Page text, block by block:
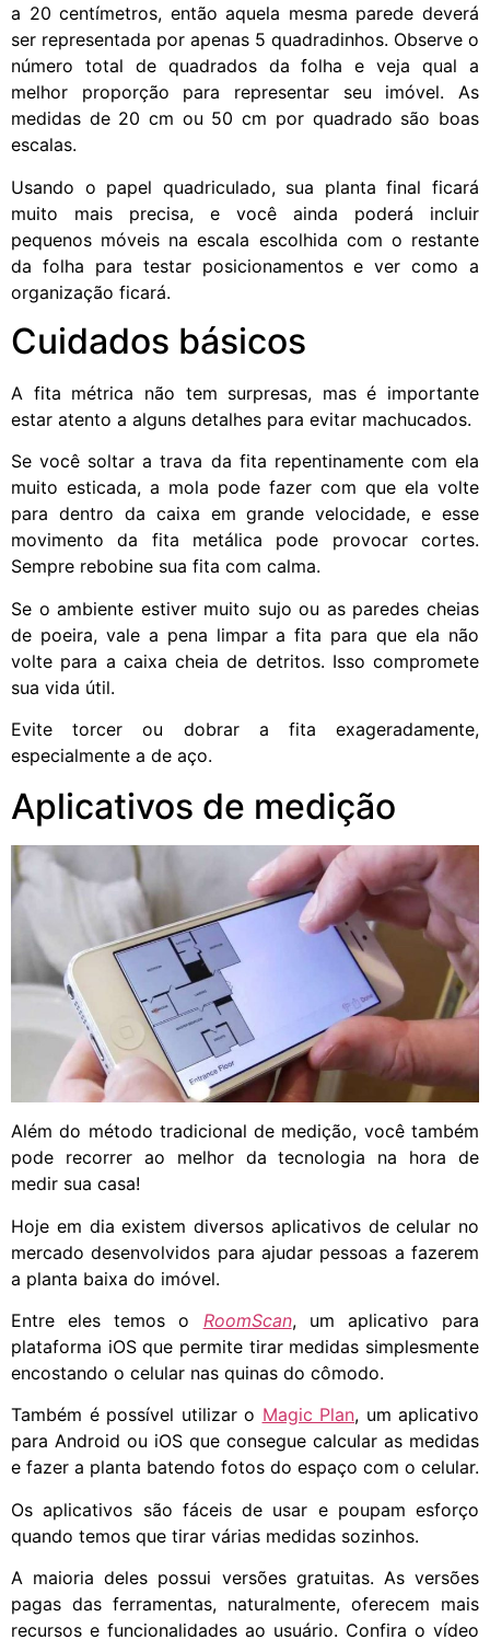
a 20 centímetros, então aquela mesma parede deverá
ser representada por apenas 5 quadradinhos. Observe o
número total de quadrados da folha e veja qual a
melhor proporção para representar seu imóvel. As
medidas de 20 cm ou 50 cm por quadrado são boas
escalas.
Usando o papel quadriculado, sua planta final ficará
muito mais precisa, e você ainda poderá incluir
pequenos móveis na escala escolhida com o restante
da folha para testar posicionamentos e ver como a
organização ficará.
Cuidados básicos
A fita métrica não tem surpresas, mas é importante
estar atento a alguns detalhes para evitar machucados.
Se você soltar a trava da fita repentinamente com ela
muito esticada, a mola pode fazer com que ela volte
para dentro da caixa em grande velocidade, e esse
movimento da fita metálica pode provocar cortes.
Sempre rebobine sua fita com calma.
Se o ambiente estiver muito sujo ou as paredes cheias
de poeira, vale a pena limpar a fita para que ela não
volte para a caixa cheia de detritos. Isso compromete
sua vida útil.
Evite torcer ou dobrar a fita exageradamente,
especialmente a de aço.
Aplicativos de medição
Além do método tradicional de medição, você também
pode recorrer ao melhor da tecnologia na hora de
medir sua casa!
Hoje em dia existem diversos aplicativos de celular no
mercado desenvolvidos para ajudar pessoas a fazerem
a planta baixa do imóvel.
Entre eles temos o RoomScan, um aplicativo para
plataforma iOS que permite tirar medidas simplesmente
encostando o celular nas quinas do cômodo.
Também é possível utilizar o Magic Plan, um aplicativo
para Android ou iOS que consegue calcular as medidas
e fazer a planta batendo fotos do espaço com o celular.
Os aplicativos são fáceis de usar e poupam esforço
quando temos que tirar várias medidas sozinhos.
A maioria deles possui versões gratuitas. As versões
pagas das ferramentas, naturalmente, oferecem mais
recursos e funcionalidades ao usuário. Confira o vídeo